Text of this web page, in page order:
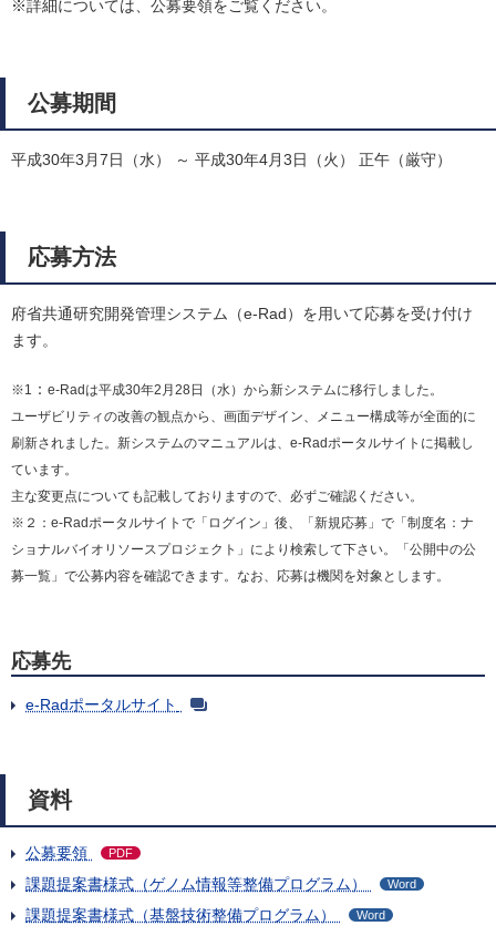
※詳細については、公募要領をご覧ください。
公募期間
平成30年3月7日（水） ～ 平成30年4月3日（火） 正午（厳守）
応募方法
府省共通研究開発管理システム（e-Rad）を用いて応募を受け付け
ます。
※1 ： e-Radは平成30年2月28日（水）から新システムに移行しました。
ユーザビリティの改善の観点から、画面デザイン、メニュー構成等が全面的に
刷新されました。新システムのマニュアルは、e-Radポータルサイトに掲載し
ています。
主な変更点についても記載しておりますので、必ずご確認ください。
※２：e-Radポータルサイトで「ログイン」後、「新規応募」で「制度名：ナ
ショナルバイオリソースプロジェクト」により検索して下さい。「公開中の公
募一覧」で公募内容を確認できます。なお、応募は機関を対象とします。
応募先
e-Radポータルサイト
資料
公募要領 PDF
課題提案書様式（ゲノム情報等整備プログラム） Word
課題提案書様式（基盤技術整備プログラム） Word